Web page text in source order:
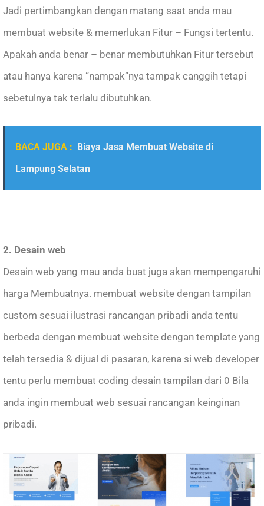
Jadi pertimbangkan dengan matang saat anda mau
membuat website & memerlukan Fitur – Fungsi tertentu.
Apakah anda benar – benar membutuhkan Fitur tersebut
atau hanya karena “nampak”nya tampak canggih tetapi
sebetulnya tak terlalu dibutuhkan.
BACA JUGA :
Biaya Jasa Membuat Website di
Lampung Selatan
2. Desain web
Desain web yang mau anda buat juga akan mempengaruhi
harga Membuatnya. membuat website dengan tampilan
custom sesuai ilustrasi rancangan pribadi anda tentu
berbeda dengan membuat website dengan template yang
telah tersedia & dijual di pasaran, karena si web developer
tentu perlu membuat coding desain tampilan dari 0 Bila
anda ingin membuat web sesuai rancangan keinginan
pribadi.